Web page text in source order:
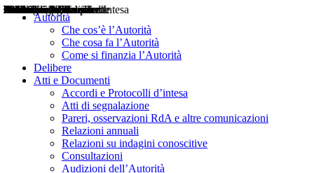
Autorità
Che cos’è l’Autorità
Che cosa fa l’Autorità
Come si finanzia l’Autorità
Delibere
Atti e Documenti
Accordi e Protocolli d’intesa
Atti di segnalazione
Pareri, osservazioni RdA e altre comunicazioni
Relazioni annuali
Relazioni su indagini conoscitive
Consultazioni
Audizioni dell’Autorità
Delibere
Pareri
Consultazioni
Audizioni
Atti di Segnalazione
Accordi e Protocolli d'Intesa
Relazioni annuali
Misure di regolazione
Notizie
Comunicati Stampa
Bollettini ART
Convegni ART
Interviste del Presidente
Articoli in primo piano
Interventi del Presidente
2004
2005
2010
2013
2014
2015
2016
2017
2018
2019
202
2020
2021
2022
2023
2024
2025
2026
Aereo
Marittimo
Terrestre